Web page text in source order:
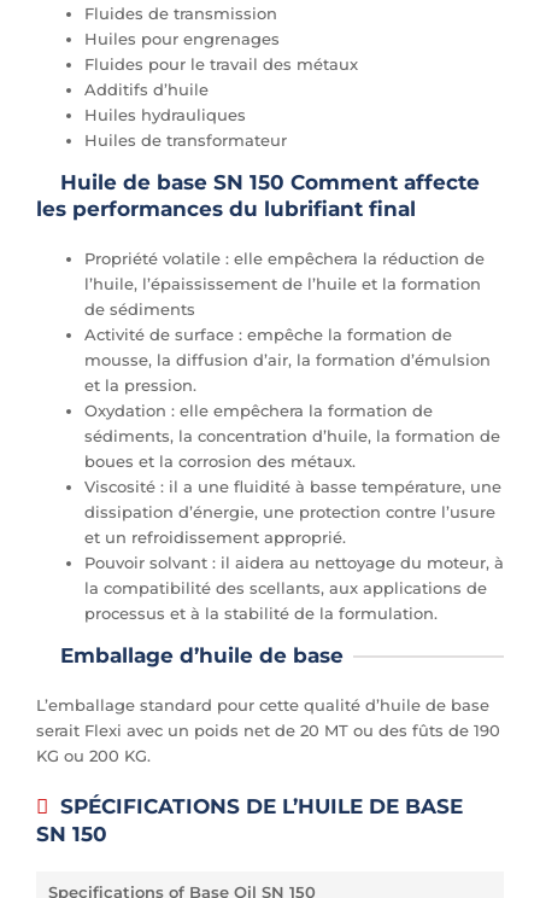
Fluides de transmission
Huiles pour engrenages
Fluides pour le travail des métaux
Additifs d’huile
Huiles hydrauliques
Huiles de transformateur
Huile de base SN 150 Comment affecte
les performances du lubrifiant final
Propriété volatile : elle empêchera la réduction de
l’huile, l’épaississement de l’huile et la formation
de sédiments
Activité de surface : empêche la formation de
mousse, la diffusion d’air, la formation d’émulsion
et la pression.
Oxydation : elle empêchera la formation de
sédiments, la concentration d’huile, la formation de
boues et la corrosion des métaux.
Viscosité : il a une fluidité à basse température, une
dissipation d’énergie, une protection contre l’usure
et un refroidissement approprié.
Pouvoir solvant : il aidera au nettoyage du moteur, à
la compatibilité des scellants, aux applications de
processus et à la stabilité de la formulation.
Emballage d’huile de base
L’emballage standard pour cette qualité d’huile de base
serait Flexi avec un poids net de 20 MT ou des fûts de 190
KG ou 200 KG.
SPÉCIFICATIONS DE L’HUILE DE BASE
SN 150
Specifications of Base Oil SN 150